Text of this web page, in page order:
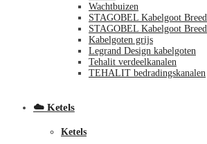
Wachtbuizen
STAGOBEL Kabelgoot
STAGOBEL Kabelgoot
Kabelgoten grijs
Legrand Design kabelgoten
Tehalit verdeelkanalen
TEHALIT bedradingskanalen
☁️ Ketels
Ketels